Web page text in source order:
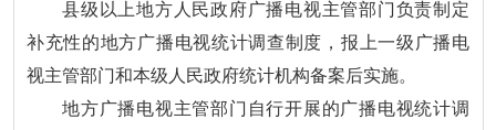
县级以上地方人民政府广播电视主管部门负责制定
补充性的地方广播电视统计调查制度，报上一级广播电
视主管部门和本级人民政府统计机构备案后实施。
地方广播电视主管部门自行开展的广播电视统计调